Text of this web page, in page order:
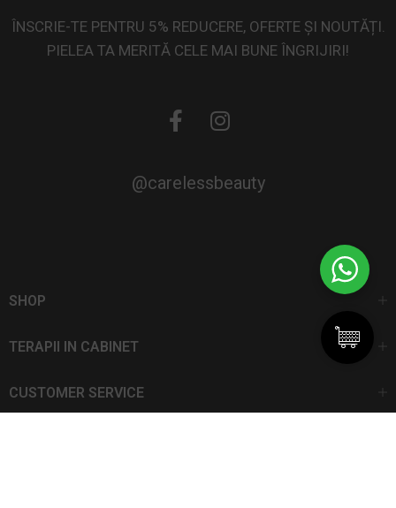
ÎNSCRIE-TE PENTRU 5% REDUCERE, OFERTE ȘI NOUTĂȚI.
PIELEA TA MERITĂ CELE MAI BUNE ÎNGRIJIRI!
@carelessbeauty
SHOP
TERAPII IN CABINET
CUSTOMER SERVICE